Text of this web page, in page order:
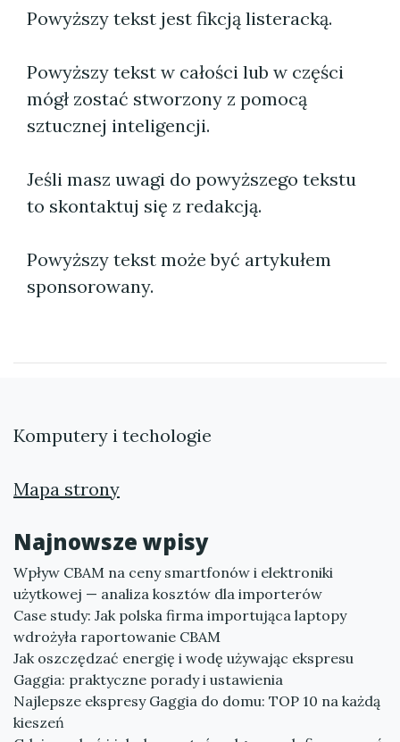
Powyższy tekst jest fikcją listeracką.
Powyższy tekst w całości lub w części
mógł zostać stworzony z pomocą
sztucznej inteligencji.
Jeśli masz uwagi do powyższego tekstu
to skontaktuj się z redakcją.
Powyższy tekst może być artykułem
sponsorowany.
Komputery i techologie
Mapa strony
Najnowsze wpisy
Wpływ CBAM na ceny smartfonów i elektroniki
użytkowej — analiza kosztów dla importerów
Case study: Jak polska firma importująca laptopy
wdrożyła raportowanie CBAM
Jak oszczędzać energię i wodę używając ekspresu
Gaggia: praktyczne porady i ustawienia
Najlepsze ekspresy Gaggia do domu: TOP 10 na każdą
kieszeń